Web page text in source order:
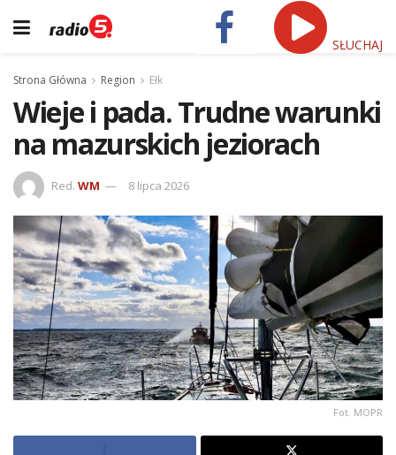
SŁUCHAJ
Strona Główna Region Ełk
Wieje i pada. Trudne warunki
na mazurskich jeziorach
Red. WM 8 lipca 2026
Fot. MOPR